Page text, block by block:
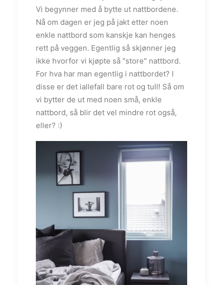
Vi begynner med å bytte ut nattbordene.
Nå om dagen er jeg på jakt etter noen
enkle nattbord som kanskje kan henges
rett på veggen. Egentlig så skjønner jeg
ikke hvorfor vi kjøpte så "store" nattbord.
For hva har man egentlig i nattbordet? I
disse er det iallefall bare rot og tull! Så om
vi bytter de ut med noen små, enkle
nattbord, så blir det vel mindre rot også,
eller? :)